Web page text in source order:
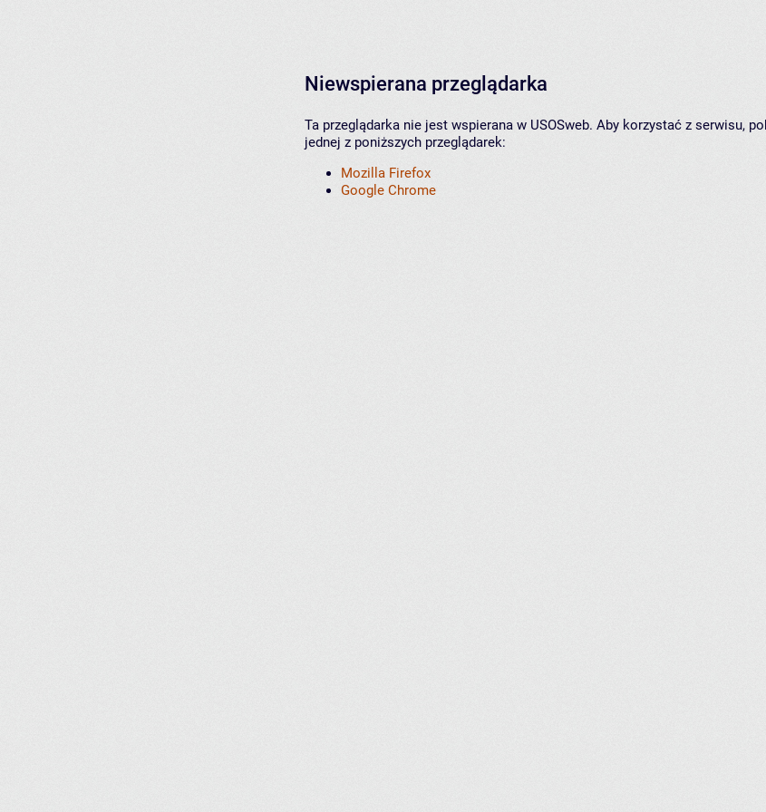
Niewspierana przeglądarka
Ta przeglądarka nie jest wspierana w USOSweb. Aby korzystać z serwisu,
jednej z poniższych przeglądarek:
Mozilla Firefox
Google Chrome